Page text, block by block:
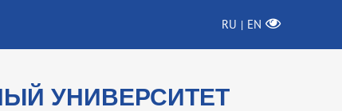
RU | EN
УНИВЕРСИТЕТ